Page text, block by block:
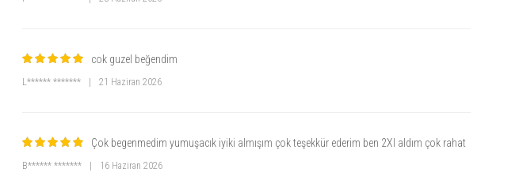
cok guzel beğendim
L****** ******* 21 Haziran 2026
Çok begenmedim yumuşacık iyiki almışım çok teşekkür ederim ben 2Xl aldım çok rahat
B****** ******* 16 Haziran 2026